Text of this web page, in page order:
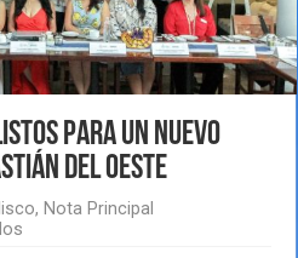
para un nuevo
del Oeste
, Nota Principal